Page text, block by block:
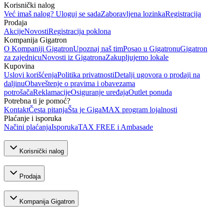
Korisnički nalog
Već imaš nalog? Uloguj se sadaZaboravljena lozinkaRegistracija
Prodaja
AkcijeNovostiRegistracija poklona
Kompanija Gigatron
O Kompaniji GigatronUpoznaj naš timPosao u GigatronuGigatron
za zajednicuNovosti iz GigatronaZakupljujemo lokale
Kupovina
Uslovi korišćenjaPolitika privatnostiDetalji ugovora o prodaji na
daljinuObaveštenje o pravima i obavezama
potrošačaReklamacijeOsiguranje uređajaOutlet ponuda
Potrebna ti je pomoć?
KontaktČesta pitanjaŠta je GigaMAX program lojalnosti
Plaćanje i isporuka
Načini plaćanjaIsporukaTAX FREE i Ambasade
Korisnički nalog
Prodaja
Kompanija Gigatron